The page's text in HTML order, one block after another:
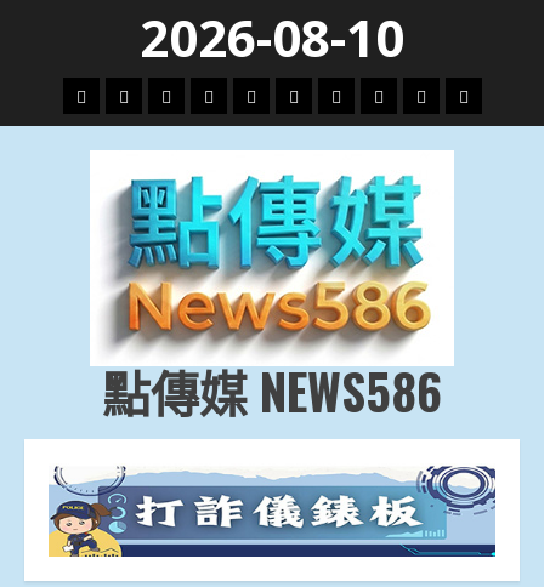
content
2026-08-10
頭
條
財
經
地
方.
會
文
教.
技
專
題
娛
樂
劇
政
治
國
際
運
動
生
活
點傳媒 NEWS586